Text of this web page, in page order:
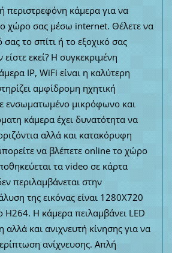
περιστρεφόνη κάμερα για να
χώρο σας μέσω internet. Θέλετε να
σας το σπίτι ή το εξοχικό σας
εκεί? Η συγκεκριμένη
IP, WiFi είναι η καλύτερη
αμφίδρομη ηχητική
ενσωματωμένο μικρόφωνο και
κάμερα έχει δυνατότητα να
αλλά και κατακόρυφη
να βλέπετε online το χώρο
τα video σε κάρτα
περιλαμβάνεται στην
της εικόνας είναι 1280Χ720
H264. Η κάμερα πειλαμβάνει LED
αλλά και ανιχνευτή κίνησης για να
ανίχνευσης. Απλή